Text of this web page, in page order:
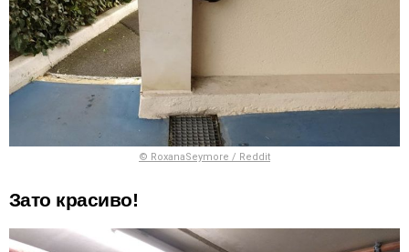
© RoxanaSeymore / Reddit
Зато красиво!